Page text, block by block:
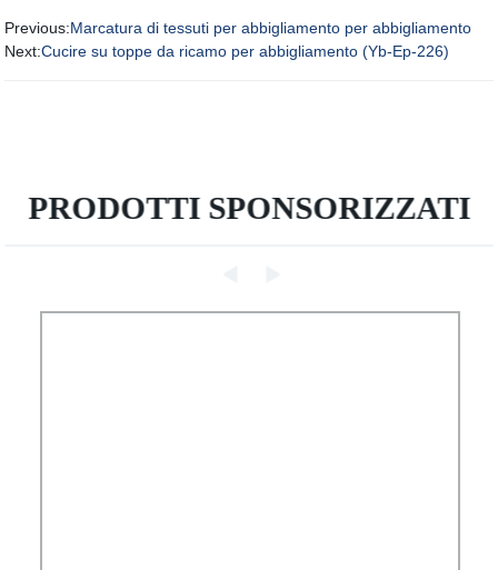
Previous:Marcatura di tessuti per abbigliamento per abbigliamento
Next:Cucire su toppe da ricamo per abbigliamento (Yb-Ep-226)
PRODOTTI SPONSORIZZATI